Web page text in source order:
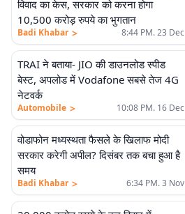
विवाद का केस, सरकार को करना होगा
10,500 करोड़ रुपये का भुगतान
Badi Khabar > 8:44 PM. 23 Dec
TRAI ने बताया- JIO की डाउनलोड स्पीड
बेस्ट, अपलोड में Vodafone सबसे तेज 4G
नेटवर्क
Automobile > 10:08 PM. 16 Dec
वोडाफोन मध्यस्थता फैसले के खिलाफ मोदी
सरकार करेगी अपील? दिसंबर तक बचा हुआ है
समय
Badi Khabar > 6:34 PM. 3 Nov